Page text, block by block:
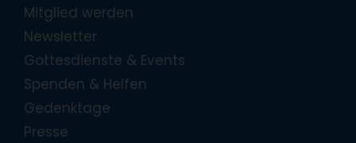
Mitglied werden
Newsletter
Gottesdienste & Events
Spenden & Helfen
Gedenktage
Presse